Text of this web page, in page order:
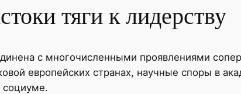
тяги к лидерству
с многочисленными проявлениями
европейских странах, научные споры в
социуме.